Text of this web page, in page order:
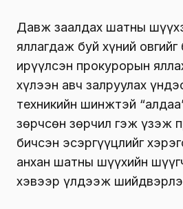
Давж заалдах шатны
яллагдаж буй хүний
ирүүлсэн прокурорын
хүлээн авч залруулах
техникийн шинжтэй
зөрчсөн зөрчил гэж үзэж
бичсэн эсэргүүцлийг
анхан шатны шүүхийн
хэвээр үлдээж